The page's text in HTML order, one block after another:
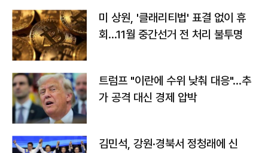
미 상원, '클래리티법' 표결 없이 휴
회…11월 중간선거 전 처리 불투명
트럼프 "이란에 수위 낮춰 대응"…추
가 공격 대신 경제 압박
김민석, 강원·경북서 정청래에 신